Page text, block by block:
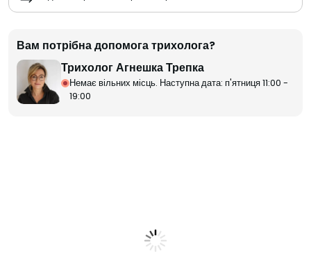
Вам потрібна допомога трихолога?
Трихолог Агнешка Трепка
Немає вільних місць. Наступна дата: п'ятниця 11:00 -
19:00